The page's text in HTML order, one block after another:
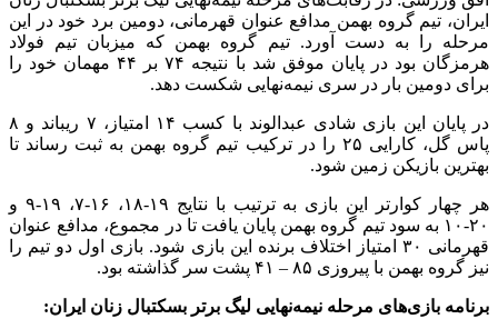
ایران، تیم گروه بهمن مدافع عنوان قهرمانی، دومین برد خود در این
مرحله را به دست آورد. تیم گروه بهمن که میزبان تیم فولاد
هرمزگان بود در پایان موفق شد با نتیجه ۷۴ بر ۴۴ مهمان خود را
برای دومین بار در سری نیمه‌نهایی شکست دهد.
در پایان این بازی شادی عبدالوند با کسب ۱۴ امتیاز، ۷ ریباند و ۸
پاس گل، کارایی ۲۵ را در ترکیب تیم گروه بهمن به ثبت رساند تا
بهترین بازیکن زمین شود.
هر چهار کوارتر این بازی به ترتیب با نتایج ۱۹-۱۸، ۱۶-۷، ۱۹-۹ و
۲۰-۱۰ به سود تیم گروه بهمن پایان یافت تا در مجموع، مدافع عنوان
قهرمانی ۳۰ امتیاز اختلاف برنده این بازی شود. بازی اول دو تیم را
نیز گروه بهمن با پیروزی ۸۵ – ۴۱ پشت سر گذاشته بود.
برنامه بازی‌های مرحله نیمه‌نهایی لیگ برتر بسکتبال زنان ایران: